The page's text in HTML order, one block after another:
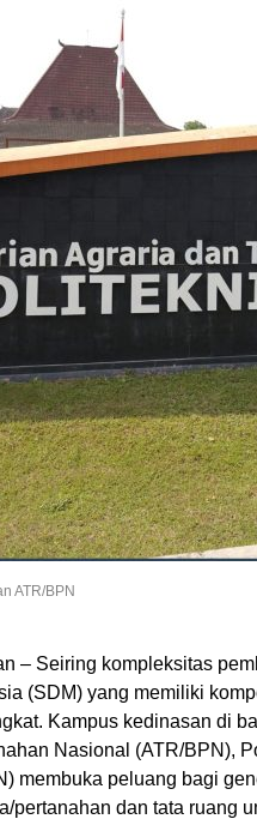
ATR/BPN
– Seiring kompleksitas
(SDM) yang memiliki
Kampus kedinasan di
Nasional (ATR/BPN),
membuka peluang bagi
pertanahan dan tata ruang